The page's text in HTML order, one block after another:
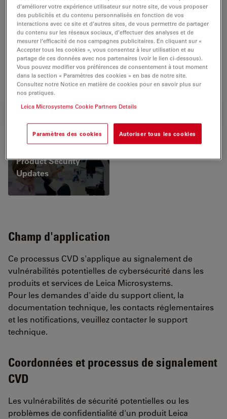
permettent à notre entreprise d'apprendre en
permanence à partir des informations des tests de
vulnérabilité qui nous ont été transmises par les clients
et les chercheurs en sécurité.
Pour plus d'informations sur les derniers produits,
rendez-vous sur
Product Security
Updates
Champ d'application
Ce processus CVD s'applique au signalement de
vulnérabilités potentielles de cybersécurité dans les
produits et services de Leica Microsystems.
Pour les demandes d'aide du support client, la
documentation technique, les contacts réglementaires
et les notifications, veuillez contacter le support
technique.
Coordonnées et processus de signalement
CVD
Les vulnérabilités de sécurité potentielles ou les
problèmes de confidentialité d'un produit Leica
d’améliorer votre expérience utilisateur sur notre site, de vous proposer
des publicités et du contenu personnalisés en fonction de vos
interactions avec ce site et d’autres sites, de vous permettre de partager
du contenu sur les réseaux sociaux, d’effectuer des analyses et de
mesurer l’efficacité de nos campagnes publicitaires. En cliquant sur «
Accepter tous les cookies », vous consentez à leur utilisation et au
partage de ces données avec nos partenaires (voir le lien ci-dessous).
Vous pouvez modifier vos préférences de consentement à tout moment
dans la section « Paramètres des cookies » en bas de notre site.
Consultez notre Notice en matière de cookies pour en savoir plus sur
nos pratiques.
Leica Microsystems Cookie Partners Details
Paramètres des cookies Autoriser tous les cookies